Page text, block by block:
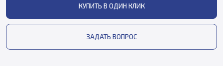
КУПИТЬ В ОДИН КЛИК
ЗАДАТЬ ВОПРОС